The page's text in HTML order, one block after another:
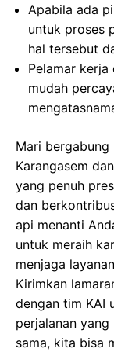
Apabila ada
untuk proses
hal tersebut
Pelamar
mudah
Mari bergabung
Karangasem
yang penuh
dan
api menanti
untuk meraih
menjaga
Kirimkan
dengan tim KAI
perjalanan
sama, kita bisa